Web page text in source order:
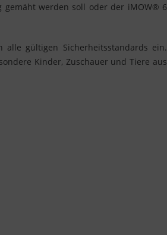
gemäht werden soll oder der iMOW® 6
gültigen Sicherheitsstandards ein.
Kinder, Zuschauer und Tiere aus